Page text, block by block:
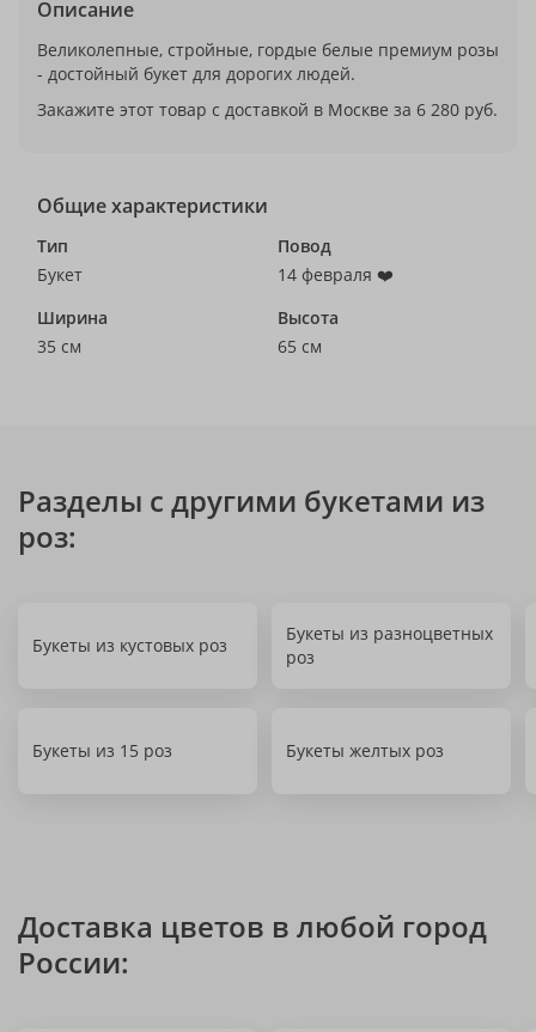
Описание
Великолепные, стройные, гордые белые премиум розы
- достойный букет для дорогих людей.
Закажите этот товар с доставкой в Москве за 6 280 руб.
Общие характеристики
Тип
Букет
Повод
14 февраля ❤️
Ширина
35 см
Высота
65 см
Разделы с другими букетами из
роз:
Букеты из кустовых роз
Букеты из разноцветных
роз
Букеты из 15 роз Букеты желтых роз
Доставка цветов в любой город
России: